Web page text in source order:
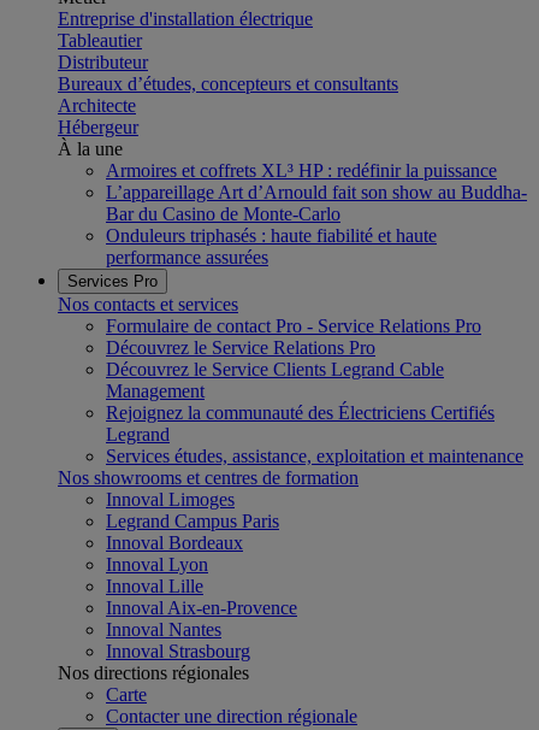
Entreprise d'installation électrique
Tableautier
Distributeur
Bureaux d’études, concepteurs et consultants
Architecte
Hébergeur
À la une
Armoires et coffrets XL³ HP : redéfinir la puissance
L’appareillage Art d’Arnould fait son show au Buddha-
Bar du Casino de Monte-Carlo
Onduleurs triphasés : haute fiabilité et haute
performance assurées
Services Pro
Nos contacts et services
Formulaire de contact Pro - Service Relations Pro
Découvrez le Service Relations Pro
Découvrez le Service Clients Legrand Cable
Management
Rejoignez la communauté des Électriciens Certifiés
Legrand
Services études, assistance, exploitation et maintenance
Nos showrooms et centres de formation
Innoval Limoges
Legrand Campus Paris
Innoval Bordeaux
Innoval Lyon
Innoval Lille
Innoval Aix-en-Provence
Innoval Nantes
Innoval Strasbourg
Nos directions régionales
Carte
Contacter une direction régionale